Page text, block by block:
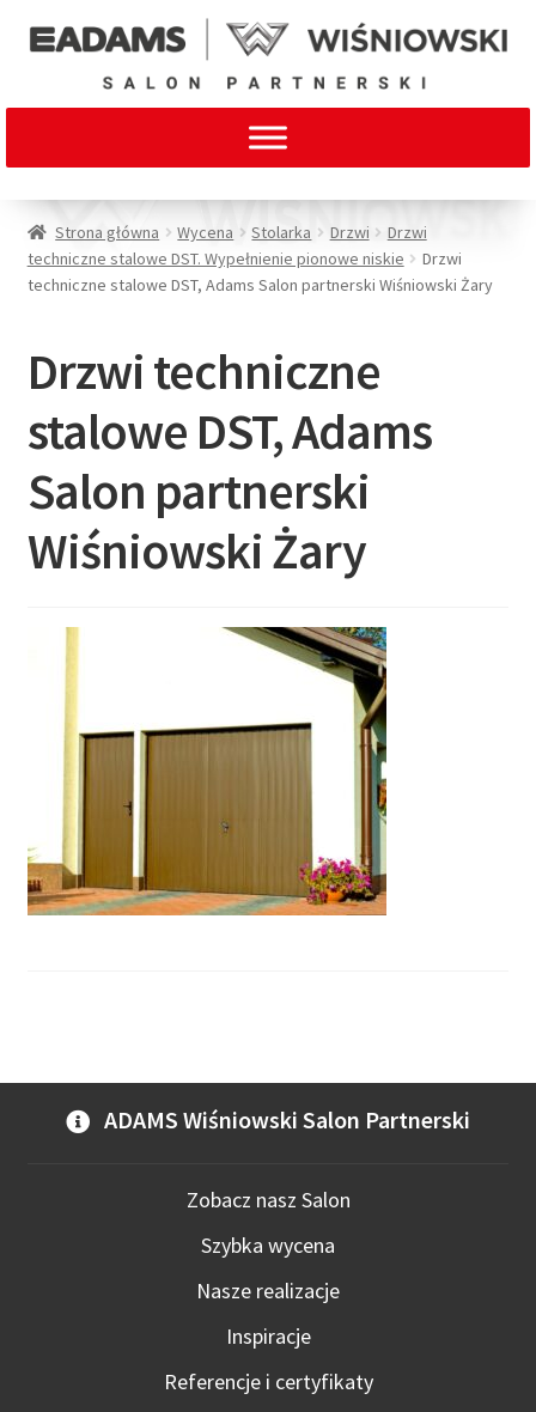
Strona główna Wycena Stolarka Drzwi
Drzwi
techniczne stalowe DST. Wypełnienie pionowe niskie
Drzwi
techniczne stalowe DST, Adams Salon partnerski Wiśniowski Żary
Drzwi techniczne
stalowe DST, Adams
Salon partnerski
Wiśniowski Żary
ADAMS Wiśniowski Salon Partnerski
Zobacz nasz Salon
Szybka wycena
Nasze realizacje
Inspiracje
Referencje i certyfikaty